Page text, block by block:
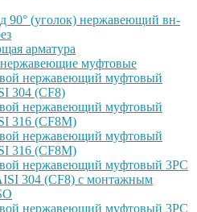
90° (уголок) нержавеющий вн-
арматура
муфтовые
нержавеющий муфтовый
304 (CF8)
нержавеющий муфтовый
316 (CF8M)
нержавеющий муфтовый
316 (CF8M)
нержавеющий муфтовый 3PC
304 (CF8) с монтажным
нержавеющий муфтовый 3PC